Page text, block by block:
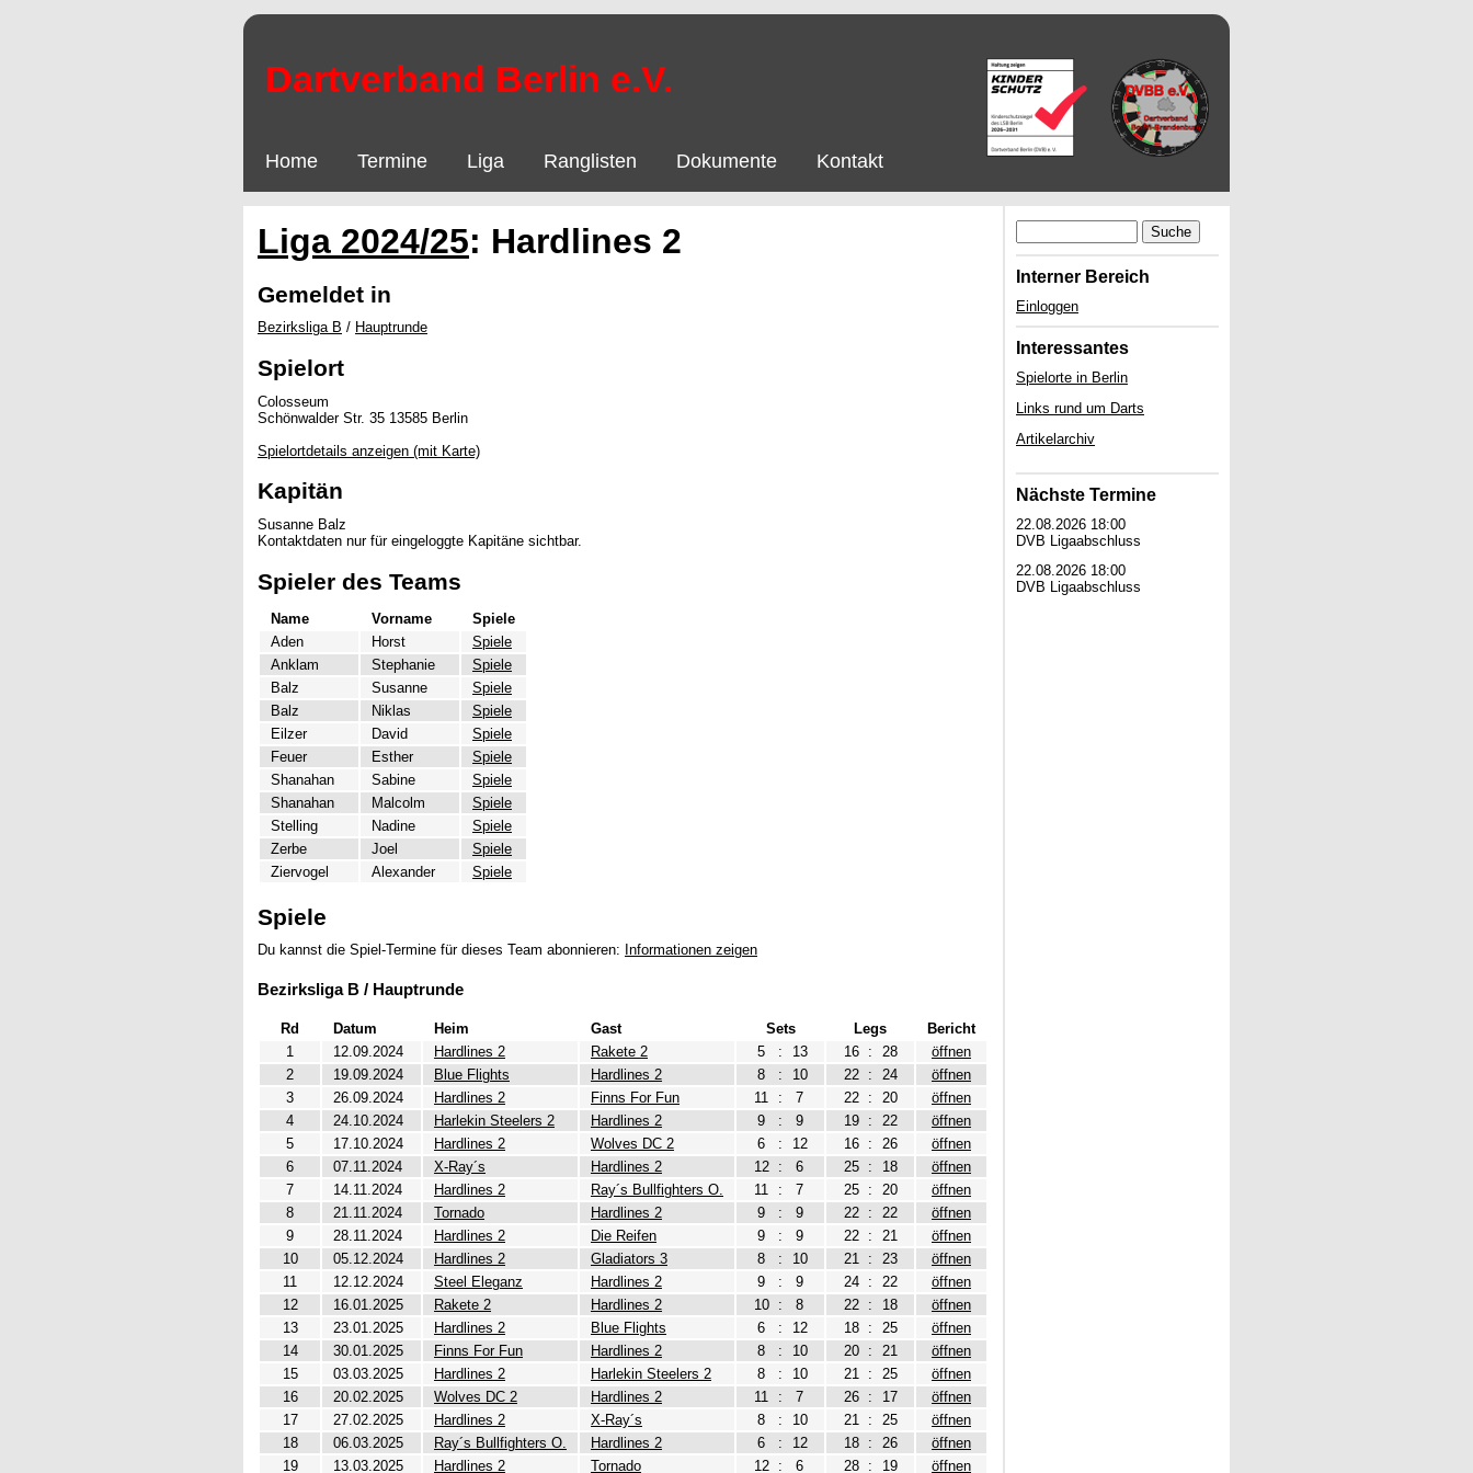
Dartverband Berlin e.V.
Home Termine Liga Ranglisten Dokumente Kontakt
Liga 2024/25: Hardlines 2
Gemeldet in
Bezirksliga B / Hauptrunde
Spielort
Colosseum
Schönwalder Str. 35 13585 Berlin
Spielortdetails anzeigen (mit Karte)
Kapitän
Susanne Balz
Kontaktdaten nur für eingeloggte Kapitäne sichtbar.
Spieler des Teams
Name Vorname
Spiele
Aden
Horst
Spiele
Anklam
Stephanie
Spiele
Balz
Susanne
Spiele
Balz
Niklas
Spiele
Eilzer
David
Spiele
Feuer
Esther
Spiele
Shanahan
Sabine
Spiele
Shanahan
Malcolm
Spiele
Stelling
Nadine
Spiele
Zerbe
Joel
Spiele
Ziervogel
Alexander Spiele
Spiele
Du kannst die Spiel-Termine für dieses Team abonnieren: Informationen zeigen
Bezirksliga B / Hauptrunde
Rd Datum Heim Gast Sets Legs
Bericht
1
12.09.2024 Hardlines 2 Rakete 2 5 : 13 16 : 28
öffnen
2
19.09.2024 Blue Flights Hardlines 2 8 : 10 22 : 24
öffnen
3
26.09.2024 Hardlines 2 Finns For Fun 11 : 7 22 : 20
öffnen
4
24.10.2024 Harlekin Steelers 2 Hardlines 2 9 : 9 19 : 22
öffnen
5
17.10.2024 Hardlines 2 Wolves DC 2 6 : 12 16 : 26
öffnen
6
07.11.2024 X-Ray´s Hardlines 2 12 : 6 25 : 18
öffnen
7
14.11.2024 Hardlines 2 Ray´s Bullfighters O. 11 : 7 25 : 20
öffnen
8
21.11.2024 Tornado Hardlines 2 9 : 9 22 : 22
öffnen
9
28.11.2024 Hardlines 2 Die Reifen 9 : 9 22 : 21
öffnen
10
05.12.2024 Hardlines 2 Gladiators 3 8 : 10 21 : 23
öffnen
11
12.12.2024 Steel Eleganz Hardlines 2 9 : 9 24 : 22
öffnen
12
16.01.2025 Rakete 2 Hardlines 2 10 : 8 22 : 18
öffnen
13
23.01.2025 Hardlines 2 Blue Flights 6 : 12 18 : 25
öffnen
14
30.01.2025 Finns For Fun Hardlines 2 8 : 10 20 : 21
öffnen
15
03.03.2025 Hardlines 2 Harlekin Steelers 2 8 : 10 21 : 25
öffnen
16
20.02.2025 Wolves DC 2 Hardlines 2 11 : 7 26 : 17
öffnen
17
27.02.2025 Hardlines 2 X-Ray´s 8 : 10 21 : 25
öffnen
18
06.03.2025 Ray´s Bullfighters O. Hardlines 2 6 : 12 18 : 26
öffnen
19
13.03.2025 Hardlines 2 Tornado 12 : 6 28 : 19 öffnen
Suche
Interner Bereich
Einloggen
Interessantes
Spielorte in Berlin
Links rund um Darts
Artikelarchiv
Nächste Termine
22.08.2026 18:00
DVB Ligaabschluss
22.08.2026 18:00
DVB Ligaabschluss